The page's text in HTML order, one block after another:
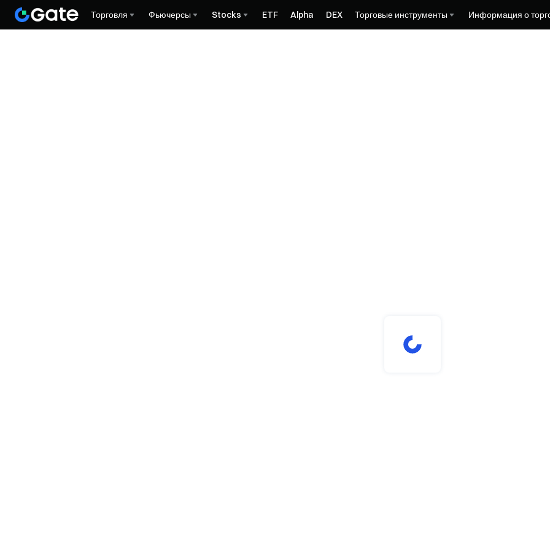
Торговля Фьючерсы Stocks ETF Alpha DEX Торговые инструменты Информация о